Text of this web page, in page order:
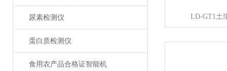
尿素检测仪
蛋白质检测仪
食用农产品合格证智能机
LD-GT1土